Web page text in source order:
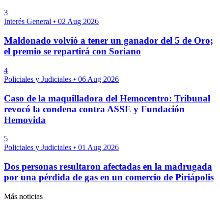
3
Interés General • 02 Aug 2026
Maldonado volvió a tener un ganador del 5 de Oro;
el premio se repartirá con Soriano
4
Policiales y Judiciales • 06 Aug 2026
Caso de la maquilladora del Hemocentro: Tribunal
revocó la condena contra ASSE y Fundación
Hemovida
5
Policiales y Judiciales • 01 Aug 2026
Dos personas resultaron afectadas en la madrugada
por una pérdida de gas en un comercio de Piriápolis
Más noticias